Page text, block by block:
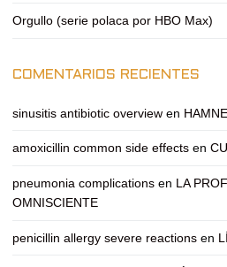
Orgullo (serie polaca por HBO Max)
COMENTARIOS RECIENTES
sinusitis antibiotic overview en
amoxicillin common side effects en
pneumonia complications en LA
OMNISCIENTE
penicillin allergy severe reactions en